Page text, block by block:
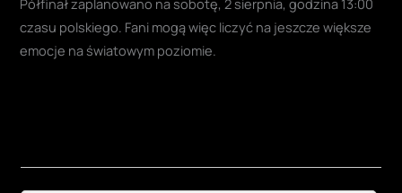
Półfinał zaplanowano na sobotę, 2 sierpnia, godzina 13:00
czasu polskiego. Fani mogą więc liczyć na jeszcze większe
emocje na światowym poziomie.